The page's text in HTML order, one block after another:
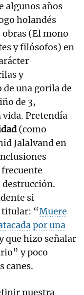
algunos años
holandés
(El mono
y filósofos) en
y
una gorila de
de 3,
Pretendía
(como
Jalalvand en
si
titular: “Muere
por una
que hizo señalar
y poco
canes.
nuestra